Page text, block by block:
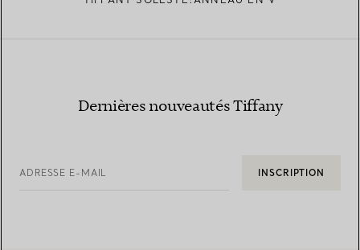
Dernières nouveautés Tiffany
ADRESSE E-MAIL INSCRIPTION